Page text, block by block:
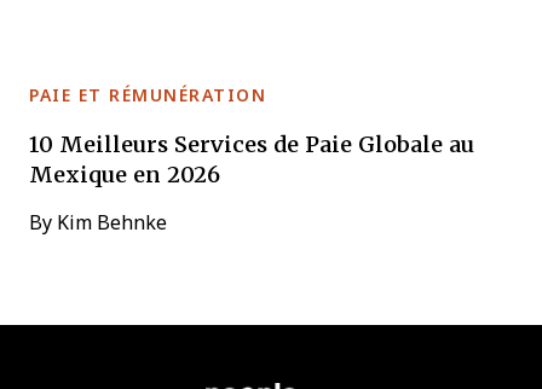
PAIE ET RÉMUNÉRATION
10 Meilleurs Services de Paie Globale au
Mexique en 2026
By Kim Behnke